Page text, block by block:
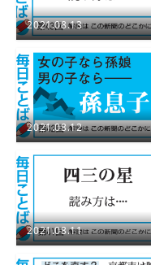
2021.08.13
2021.08.12
2021.08.11